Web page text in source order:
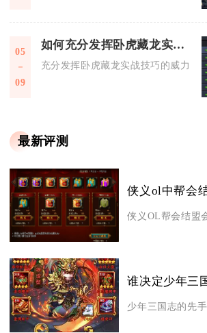
05
09
如何充分发挥卧虎藏龙实战技巧的威力
充分发挥卧虎藏龙实战技巧的威力，
最新评测
侠义OL帮会结盟
少年三国志的先